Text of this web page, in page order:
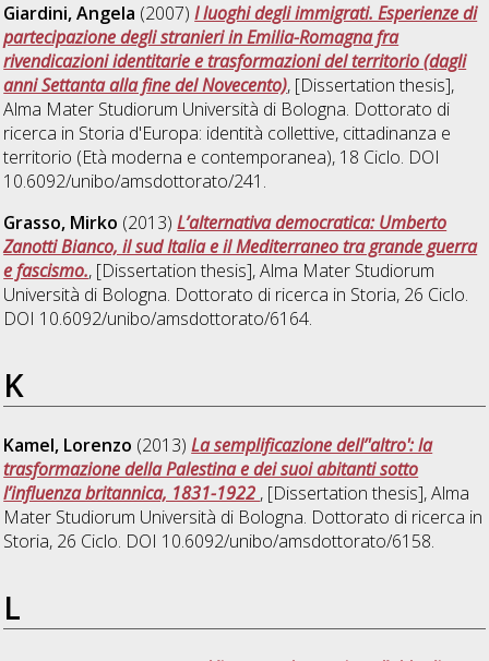
Giardini, Angela (2007)I luoghi degli immigrati. Esperienze di
partecipazione degli stranieri in Emilia-Romagna fra
rivendicazioni identitarie e trasformazioni del territorio (dagli
anni Settanta alla fine del Novecento), [Dissertation thesis],
Alma Mater Studiorum Università di Bologna. Dottorato di
ricerca in Storia d'Europa: identità collettive, cittadinanza e
territorio (Età moderna e contemporanea), 18 Ciclo. DOI
10.6092/unibo/amsdottorato/241.
Grasso, Mirko (2013)L’alternativa democratica: Umberto
Zanotti Bianco, il sud Italia e il Mediterraneo tra grande guerra
e fascismo., [Dissertation thesis], Alma Mater Studiorum
Università di Bologna. Dottorato di ricerca in Storia, 26 Ciclo.
DOI 10.6092/unibo/amsdottorato/6164.
K
Kamel, Lorenzo (2013)La semplificazione dell’'altro': la
trasformazione della Palestina e dei suoi abitanti sotto
l’influenza britannica, 1831-1922 , [Dissertation thesis], Alma
Mater Studiorum Università di Bologna. Dottorato di ricerca in
Storia, 26 Ciclo. DOI 10.6092/unibo/amsdottorato/6158.
L